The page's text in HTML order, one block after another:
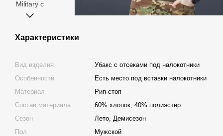
Характеристики
Вид изделия
Убакс с отсеками под налокотники
Особенности
Есть место под вставки налокотники
Материал
Рип-стоп
Состав материала
60% хлопок, 40% полиэстер
Сезон
Лето, Демисезон
Пол
Мужской